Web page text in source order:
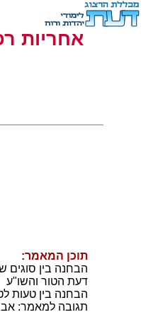
אחריות
תוכן המאמר:
הבחנה בין סוגים
דעת הטור והשו"ע
הבחנה בין טעות
תגובה למאמר: